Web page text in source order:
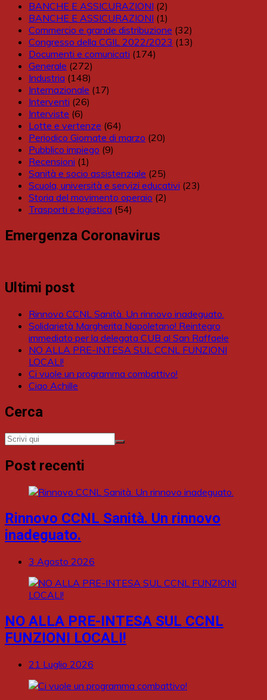
BANCHE E ASSICURAZIONI (2)
BANCHE E ASSICURAZIONI (1)
Commercio e grande distribuzione (32)
Congresso della CGIL 2022/2023 (13)
Documenti e comunicati (174)
Generale (272)
Industria (148)
Internazionale (17)
Interventi (26)
Interviste (6)
Lotte e vertenze (64)
Periodico Giornate di marzo (20)
Pubblico impiego (9)
Recensioni (1)
Sanità e socio assistenziale (25)
Scuola, università e servizi educativi (23)
Storia del movimento operaio (2)
Trasporti e logistica (54)
Emergenza Coronavirus
Ultimi post
Rinnovo CCNL Sanità. Un rinnovo inadeguato.
Solidarietà Margherita Napoletano! Reintegro
immediato per la delegata CUB al San Raffaele
NO ALLA PRE-INTESA SUL CCNL FUNZIONI
LOCALI!
Ci vuole un programma combattivo!
Ciao Achille
Cerca
Post recenti
Rinnovo CCNL Sanità. Un rinnovo
inadeguato.
3 Agosto 2026
NO ALLA PRE-INTESA SUL CCNL
FUNZIONI LOCALI!
21 Luglio 2026